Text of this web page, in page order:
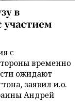
в
участием
с
временно
ожидают
заявил и.о.
Андрей